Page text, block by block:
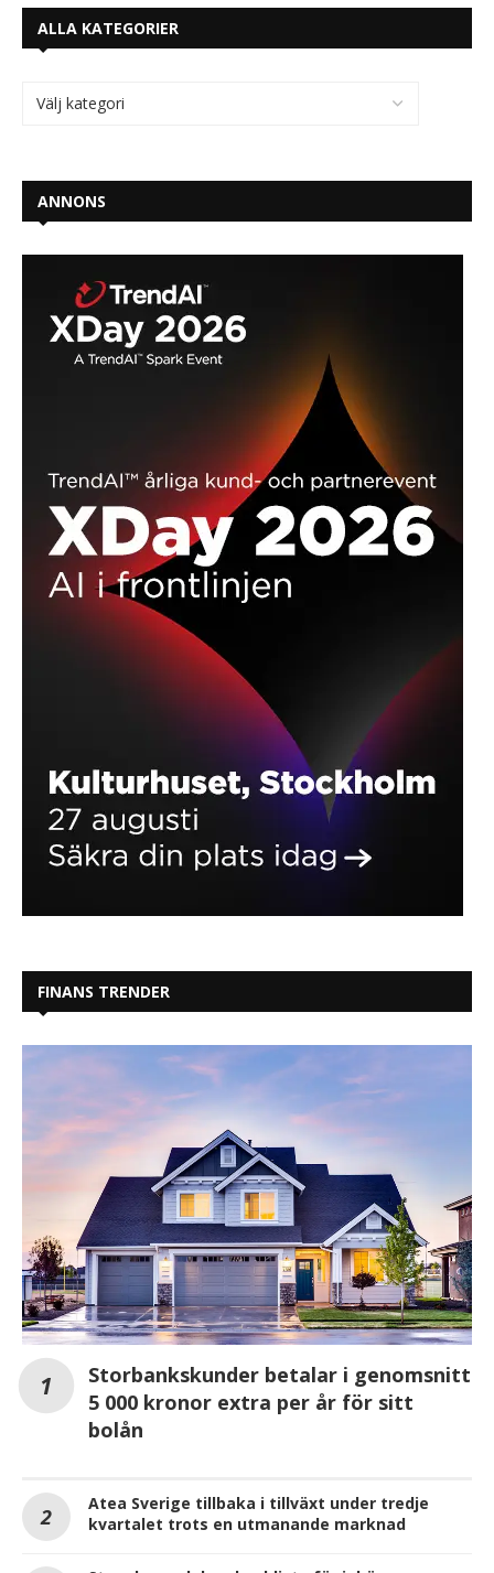
ALLA KATEGORIER
ANNONS
FINANS TRENDER
Storbankskunder betalar i genomsnitt
5 000 kronor extra per år för sitt
bolån
Atea Sverige tillbaka i tillväxt under tredje
kvartalet trots en utmanande marknad